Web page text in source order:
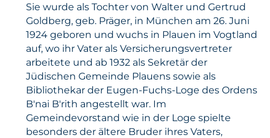
Sie wurde als Tochter von Walter und Gertrud
Goldberg, geb. Präger, in München am 26. Juni
1924 geboren und wuchs in Plauen im Vogtland
auf, wo ihr Vater als Versicherungsvertreter
arbeitete und ab 1932 als Sekretär der
Jüdischen Gemeinde Plauens sowie als
Bibliothekar der Eugen-Fuchs-Loge des Ordens
B'nai B'rith angestellt war. Im
Gemeindevorstand wie in der Loge spielte
besonders der ältere Bruder ihres Vaters,